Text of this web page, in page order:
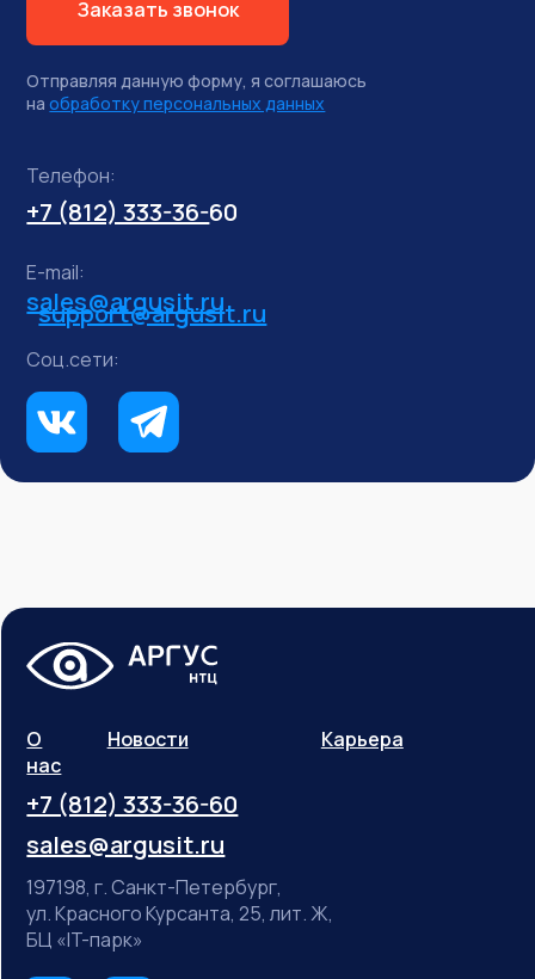
Заказать звонок
+7 (812) 333-36-60
Телефон:
E-mail:
Соц.сети:
support@argusit.ru
sales@argusit.ru
Отправляя данную форму, я соглашаюсь
на обработку персональных данных
О
нас
+7 (812) 333-36-60
sales@argusit.ru
Новости Карьера
197198, г. Санкт-Петербург,
ул. Красного Курсанта, 25, лит. Ж,
БЦ «IT-парк»